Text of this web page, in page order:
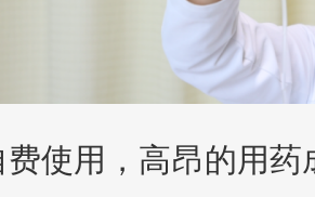
使用，高昂的用药